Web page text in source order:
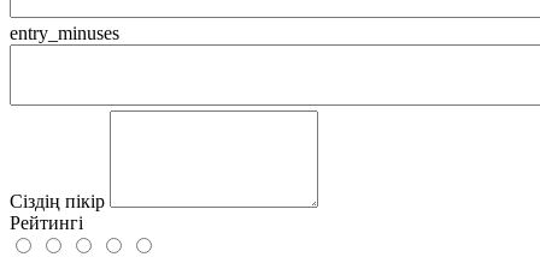
entry_minuses
Сіздің пікір
Рейтингі